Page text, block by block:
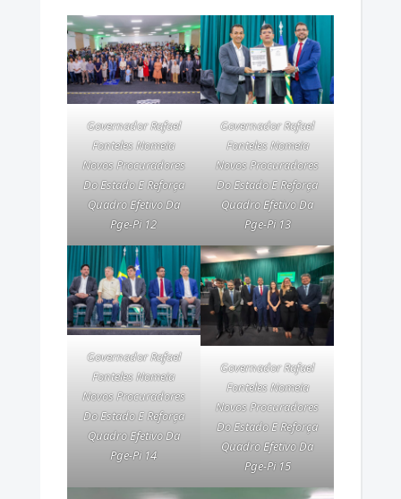
Governador Rafael
Fonteles Nomeia
Novos Procuradores
Do Estado E Reforça
Quadro Efetivo Da
Pge-Pi 12
Governador Rafael
Fonteles Nomeia
Novos Procuradores
Do Estado E Reforça
Quadro Efetivo Da
Pge-Pi 13
Governador Rafael
Fonteles Nomeia
Novos Procuradores
Do Estado E Reforça
Quadro Efetivo Da
Pge-Pi 14
Governador Rafael
Fonteles Nomeia
Novos Procuradores
Do Estado E Reforça
Quadro Efetivo Da
Pge-Pi 15